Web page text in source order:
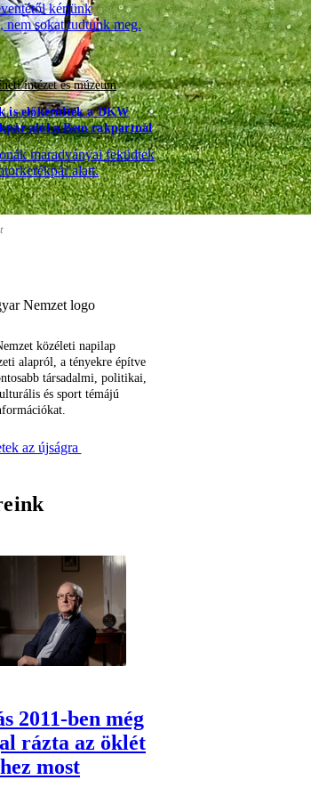
kértünk
nem sokat tudtunk meg.
intézet és múzeum
is előkerültek a DKW
alól a Bem rakpartnál
maradványai feküdtek
alatt.
közéleti napilap
alapról, a tényekre építve
társadalmi, politikai,
és sport témájú
az újságra
2011-ben még
rázta az öklét
most